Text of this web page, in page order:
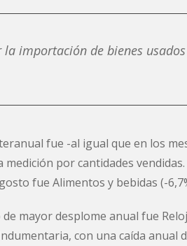
la importación de bienes
fue -al igual que en los
medición por cantidades
fue Alimentos y bebidas (-
mayor desplome anual fue
con una caída anual